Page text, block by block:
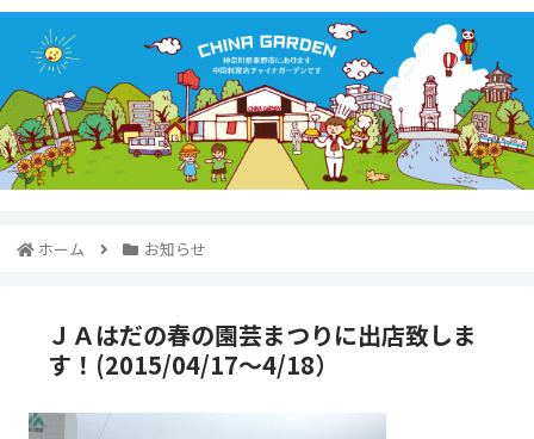
ホーム お知らせ
ＪＡはだの春の園芸まつりに出店致しま
す！(2015/04/17～4/18）